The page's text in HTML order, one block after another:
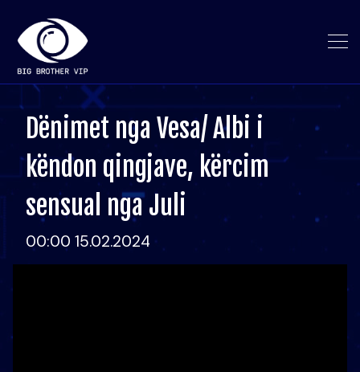
Dënimet nga Vesa/ Albi i
këndon qingjave, kërcim
sensual nga Juli
00:00 15.02.2024